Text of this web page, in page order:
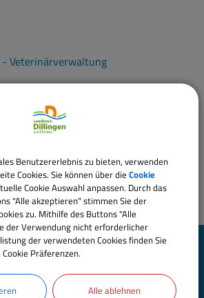
- Veterinärverwaltung
Dillingen
Benutzererlebnis zu bieten, verwenden
Cookies. Sie können über die Cookie
Cookie Auswahl anpassen. Durch das
"Alle akzeptieren" stimmen Sie der
zu. Mithilfe des Buttons "Alle
der Verwendung nicht erforderlicher
der verwendeten Cookies finden Sie
Präferenzen.
Alle ablehnen